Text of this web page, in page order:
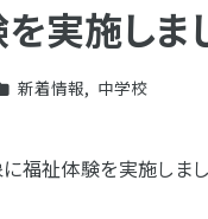
実施しま
新着情報, 中学校
福祉体験を実施しまし